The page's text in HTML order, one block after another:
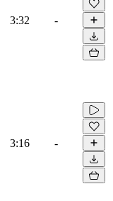
3:32 -
3:16 -